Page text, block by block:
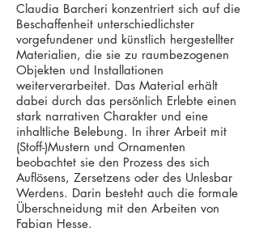
Claudia Barcheri konzentriert sich auf die
Beschaffenheit unterschiedlichster
vorgefundener und künstlich hergestellter
Materialien, die sie zu raumbezogenen
Objekten und Installationen
weiterverarbeitet. Das Material erhält
dabei durch das persönlich Erlebte einen
stark narrativen Charakter und eine
inhaltliche Belebung. In ihrer Arbeit mit
(Stoff-)Mustern und Ornamenten
beobachtet sie den Prozess des sich
Auflösens, Zersetzens oder des Unlesbar
Werdens. Darin besteht auch die formale
Überschneidung mit den Arbeiten von
Fabian Hesse.